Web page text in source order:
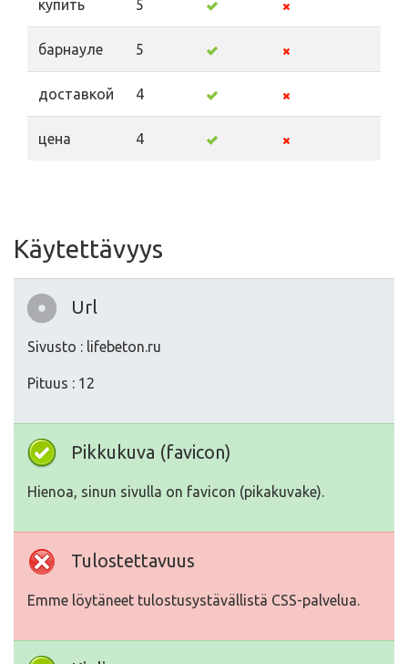
купить 5
барнауле 5
доставкой 4
цена 4
Käytettävyys
Url
Sivusto : lifebeton.ru
Pituus : 12
Pikkukuva (favicon)
Hienoa, sinun sivulla on favicon (pikakuvake).
Tulostettavuus
Emme löytäneet tulostusystävällistä CSS-palvelua.